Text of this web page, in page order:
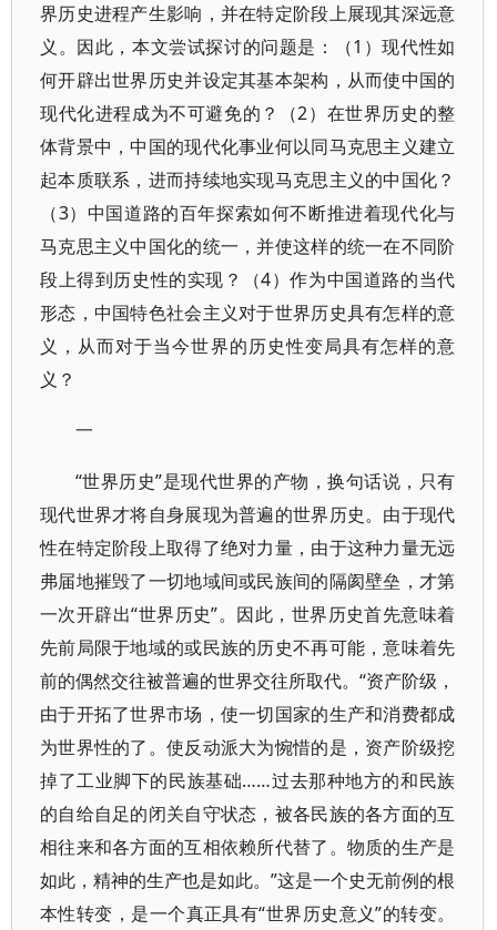
界历史进程产生影响，并在特定阶段上展现其深远意
义。因此，本文尝试探讨的问题是：（1）现代性如
何开辟出世界历史并设定其基本架构，从而使中国的
现代化进程成为不可避免的？（2）在世界历史的整
体背景中，中国的现代化事业何以同马克思主义建立
起本质联系，进而持续地实现马克思主义的中国化？
（3）中国道路的百年探索如何不断推进着现代化与
马克思主义中国化的统一，并使这样的统一在不同阶
段上得到历史性的实现？（4）作为中国道路的当代
形态，中国特色社会主义对于世界历史具有怎样的意
义，从而对于当今世界的历史性变局具有怎样的意
义？
一
“世界历史”是现代世界的产物，换句话说，只有
现代世界才将自身展现为普遍的世界历史。由于现代
性在特定阶段上取得了绝对力量，由于这种力量无远
弗届地摧毁了一切地域间或民族间的隔阂壁垒，才第
一次开辟出“世界历史”。因此，世界历史首先意味着
先前局限于地域的或民族的历史不再可能，意味着先
前的偶然交往被普遍的世界交往所取代。“资产阶级，
由于开拓了世界市场，使一切国家的生产和消费都成
为世界性的了。使反动派大为惋惜的是，资产阶级挖
掉了工业脚下的民族基础……过去那种地方的和民族
的自给自足的闭关自守状态，被各民族的各方面的互
相往来和各方面的互相依赖所代替了。物质的生产是
如此，精神的生产也是如此。”这是一个史无前例的根
本性转变，是一个真正具有“世界历史意义”的转变。